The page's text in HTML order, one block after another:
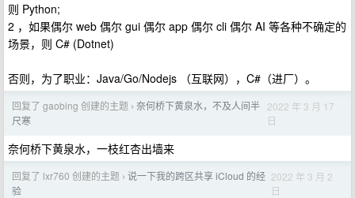
则 Python;
2 ，如果偶尔 web 偶尔 gui 偶尔 app 偶尔 cli 偶尔 AI 等各种不确定的
场景，则 C# (Dotnet)
否则，为了职业：Java/Go/Nodejs （互联网），C#（进厂）。
回复了 gaobing 创建的主题 › 奈何桥下黄泉水，不及人间半
尺寒
2022 年 3 月 17
日
奈何桥下黄泉水，一枝红杏出墙来
回复了 lxr760 创建的主题 › 说一下我的跨区共享 iCloud 的经
验
2022 年 3 月 2
日